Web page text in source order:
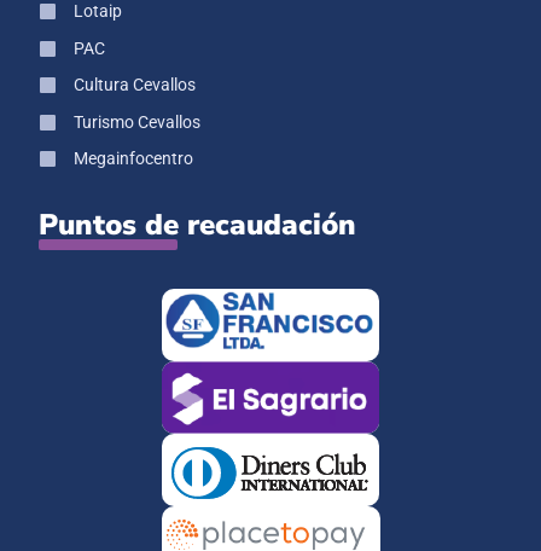
Lotaip
PAC
Cultura Cevallos
Turismo Cevallos
Megainfocentro
Puntos de recaudación